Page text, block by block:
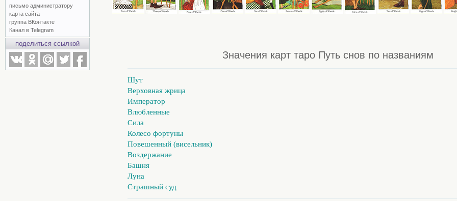
письмо администратору
карта сайта
группа ВКонтакте
Канал в Telegram
поделиться ссылкой
Значения карт таро Путь снов по названиям
Шут
Верховная жрица
Император
Влюбленные
Сила
Колесо фортуны
Повешенный (висельник)
Воздержание
Башня
Луна
Страшный суд